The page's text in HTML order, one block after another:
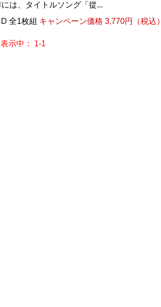
は、タイトルソング「從...
全1枚組 キャンペーン価格 3,770円（税込）
表示中： 1-1